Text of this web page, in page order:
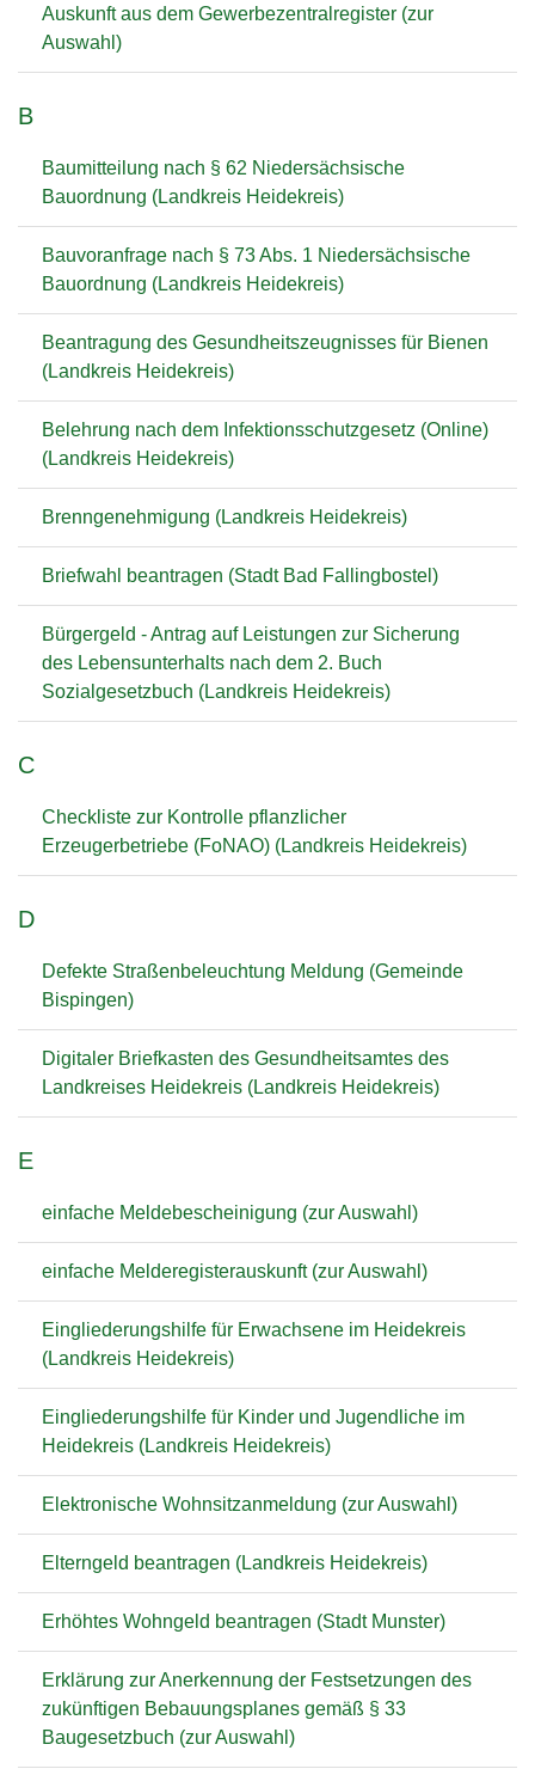
Auskunft aus dem Gewerbezentralregister (zur
Auswahl)
B
Baumitteilung nach § 62 Niedersächsische
Bauordnung (Landkreis Heidekreis)
Bauvoranfrage nach § 73 Abs. 1 Niedersächsische
Bauordnung (Landkreis Heidekreis)
Beantragung des Gesundheitszeugnisses für Bienen
(Landkreis Heidekreis)
Belehrung nach dem Infektionsschutzgesetz (Online)
(Landkreis Heidekreis)
Brenngenehmigung (Landkreis Heidekreis)
Briefwahl beantragen (Stadt Bad Fallingbostel)
Bürgergeld - Antrag auf Leistungen zur Sicherung
des Lebensunterhalts nach dem 2. Buch
Sozialgesetzbuch (Landkreis Heidekreis)
C
Checkliste zur Kontrolle pflanzlicher
Erzeugerbetriebe (FoNAO) (Landkreis Heidekreis)
D
Defekte Straßenbeleuchtung Meldung (Gemeinde
Bispingen)
Digitaler Briefkasten des Gesundheitsamtes des
Landkreises Heidekreis (Landkreis Heidekreis)
E
einfache Meldebescheinigung (zur Auswahl)
einfache Melderegisterauskunft (zur Auswahl)
Eingliederungshilfe für Erwachsene im Heidekreis
(Landkreis Heidekreis)
Eingliederungshilfe für Kinder und Jugendliche im
Heidekreis (Landkreis Heidekreis)
Elektronische Wohnsitzanmeldung (zur Auswahl)
Elterngeld beantragen (Landkreis Heidekreis)
Erhöhtes Wohngeld beantragen (Stadt Munster)
Erklärung zur Anerkennung der Festsetzungen des
zukünftigen Bebauungsplanes gemäß § 33
Baugesetzbuch (zur Auswahl)